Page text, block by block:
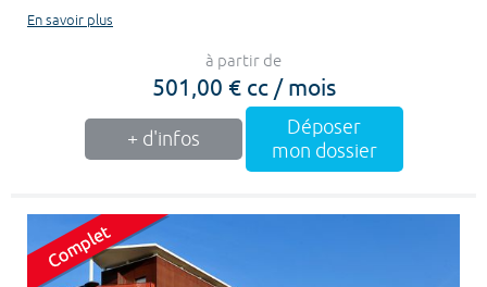
En savoir plus
à partir de
501,00 € cc / mois
+ d'infos
Déposer
mon dossier